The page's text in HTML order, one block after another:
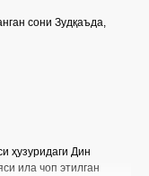
сони Зудқаъда,
ҳузуридаги Дин
ила чоп этилган